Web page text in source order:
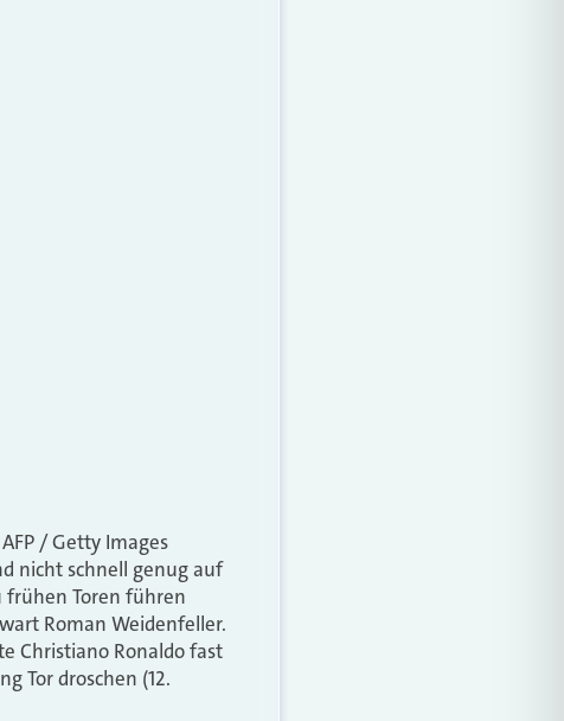
/ Getty Images
nicht schnell genug auf
frühen Toren führen
Roman Weidenfeller.
Christiano Ronaldo fast
Tor droschen (12.